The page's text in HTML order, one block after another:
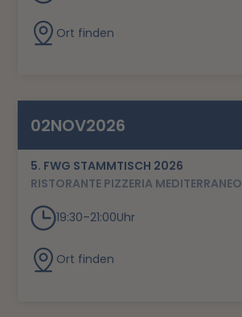
Ort finden
02NOV2026
5. FWG STAMMTISCH 2026
RISTORANTE PIZZERIA MEDITERRANEO
19:30–21:00Uhr
Ort finden